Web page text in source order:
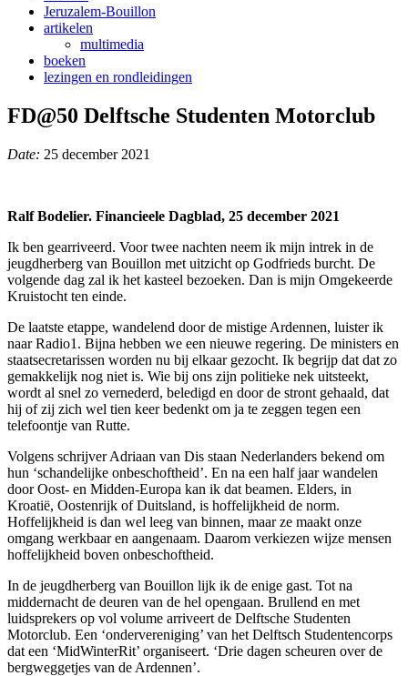
Jeruzalem-Bouillon
artikelen
multimedia
boeken
lezingen en rondleidingen
FD@50 Delftsche Studenten Motorclub
Date: 25 december 2021
Ralf Bodelier. Financieele Dagblad, 25 december 2021
Ik ben gearriveerd. Voor twee nachten neem ik mijn intrek in de
jeugdherberg van Bouillon met uitzicht op Godfrieds burcht. De
volgende dag zal ik het kasteel bezoeken. Dan is mijn Omgekeerde
Kruistocht ten einde.
De laatste etappe, wandelend door de mistige Ardennen, luister ik
naar Radio1. Bijna hebben we een nieuwe regering. De ministers en
staatsecretarissen worden nu bij elkaar gezocht. Ik begrijp dat dat zo
gemakkelijk nog niet is. Wie bij ons zijn politieke nek uitsteekt,
wordt al snel zo vernederd, beledigd en door de stront gehaald, dat
hij of zij zich wel tien keer bedenkt om ja te zeggen tegen een
telefoontje van Rutte.
Volgens schrijver Adriaan van Dis staan Nederlanders bekend om
hun ‘schandelijke onbeschoftheid’. En na een half jaar wandelen
door Oost- en Midden-Europa kan ik dat beamen. Elders, in
Kroatië, Oostenrijk of Duitsland, is hoffelijkheid de norm.
Hoffelijkheid is dan wel leeg van binnen, maar ze maakt onze
omgang werkbaar en aangenaam. Daarom verkiezen wijze mensen
hoffelijkheid boven onbeschoftheid.
In de jeugdherberg van Bouillon lijk ik de enige gast. Tot na
middernacht de deuren van de hel opengaan. Brullend en met
luidsprekers op vol volume arriveert de Delftsche Studenten
Motorclub. Een ‘ondervereniging’ van het Delftsch Studentencorps
dat een ‘MidWinterRit’ organiseert. ‘Drie dagen scheuren over de
bergweggetjes van de Ardennen’.